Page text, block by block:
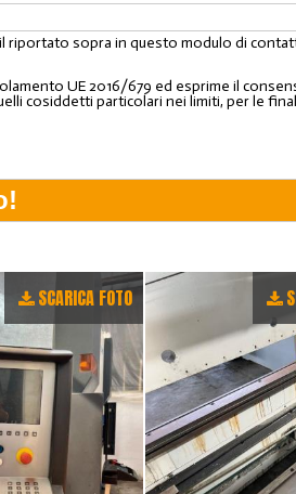
riportato sopra in questo modulo di
UE 2016/679 ed esprime il
cosiddetti particolari nei limiti, per le
SCARICA FOTO